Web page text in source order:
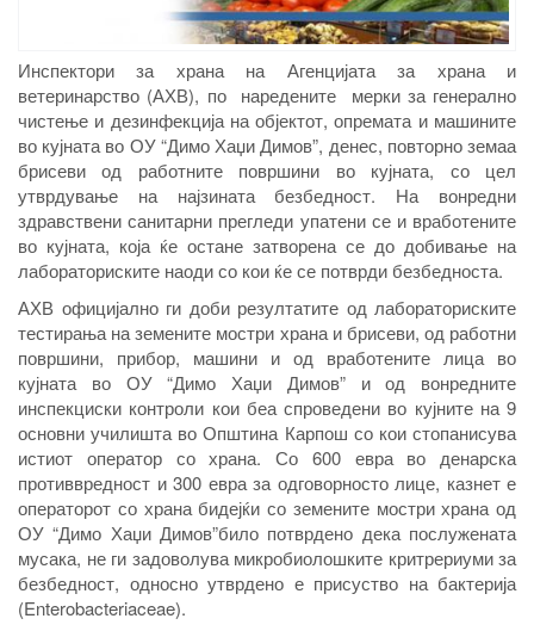
Инспектори за храна на Агенцијата за храна и
ветеринарство (АХВ), по наредените мерки за генерално
чистење и дезинфекција на објектот, опремата и машините
во кујната во ОУ “Димо Хаџи Димов”, денес, повторно земаа
брисеви од работните површини во кујната, со цел
утврдување на најзината безбедност. На вонредни
здравствени санитарни прегледи упатени се и вработените
во кујната, која ќе остане затворена се до добивање на
лабораториските наоди со кои ќе се потврди безбедноста.
АХВ официјално ги доби резултатите од лабораториските
тестирања на земените мостри храна и брисеви, од работни
површини, прибор, машини и од вработените лица во
кујната во ОУ “Димо Хаџи Димов” и од вонредните
инспекциски контроли кои беа спроведени во кујните на 9
основни училишта во Општина Карпош со кои стопанисува
истиот оператор со храна. Со 600 евра во денарска
противвредност и 300 евра за одговорносто лице, казнет е
операторот со храна бидејќи со земените мостри храна од
ОУ “Димо Хаџи Димов”било потврдено дека послужената
мусака, не ги задоволува микробиолошките критрериуми за
безбедност, односно утврдено е присуство на бактерија
(Enterobacteriaceae).